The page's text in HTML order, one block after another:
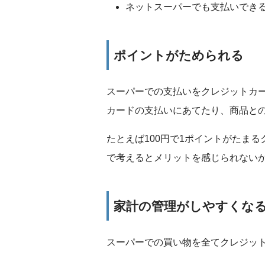
ネットスーパーでも支払いでき
ポイントがためられる
スーパーでの支払いをクレジットカ
カードの支払いにあてたり、商品と
たとえば100円で1ポイントがたま
で考えるとメリットを感じられない
家計の管理がしやすくな
スーパーでの買い物を全てクレジッ